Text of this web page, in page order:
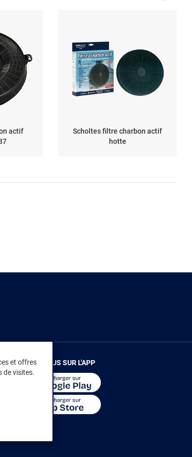
actif
Scholtes filtre charbon actif
hotte
et offres
de visites.
RENDEZ-VOUS SUR L'APP